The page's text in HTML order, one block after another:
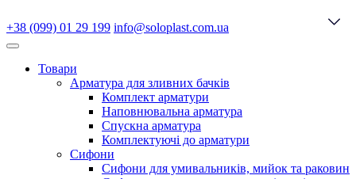
+38 (099) 01 29 199 info@soloplast.com.ua
Товари
Арматура для зливних бачків
Комплект арматури
Наповнювальна арматура
Спускна арматура
Комплектуючі до арматури
Сифони
Сифони для умивальників, мийок та раковин